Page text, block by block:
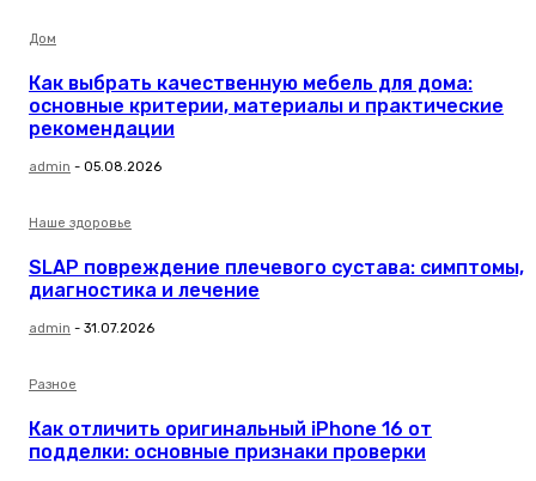
Дом
Как выбрать качественную мебель для дома:
основные критерии, материалы и практические
рекомендации
admin - 05.08.2026
Наше здоровье
SLAP повреждение плечевого сустава: симптомы,
диагностика и лечение
admin - 31.07.2026
Разное
Как отличить оригинальный iPhone 16 от
подделки: основные признаки проверки